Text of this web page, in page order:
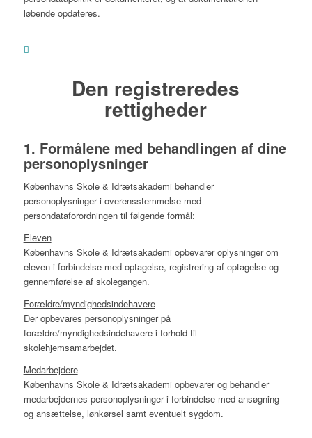
løbende opdateres.
Den registreredes
rettigheder
1. Formålene med behandlingen af dine
personoplysninger
Københavns Skole & Idrætsakademi behandler
personoplysninger i overensstemmelse med
persondataforordningen til følgende formål:
Eleven
Københavns Skole & Idrætsakademi opbevarer oplysninger om
eleven i forbindelse med optagelse, registrering af optagelse og
gennemførelse af skolegangen.
Forældre/myndighedsindehavere
Der opbevares personoplysninger på
forældre/myndighedsindehavere i forhold til
skolehjemsamarbejdet.
Medarbejdere
Københavns Skole & Idrætsakademi opbevarer og behandler
medarbejdernes personoplysninger i forbindelse med ansøgning
og ansættelse, lønkørsel samt eventuelt sygdom.